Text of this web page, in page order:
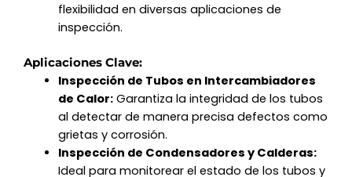
flexibilidad en diversas aplicaciones de
inspección.
Aplicaciones Clave:
Inspección de Tubos en Intercambiadores
de Calor:Garantiza la integridad de los tubos
al detectar de manera precisa defectos como
grietas y corrosión.
Inspección de Condensadores y Calderas:
Ideal para monitorear el estado de los tubos y